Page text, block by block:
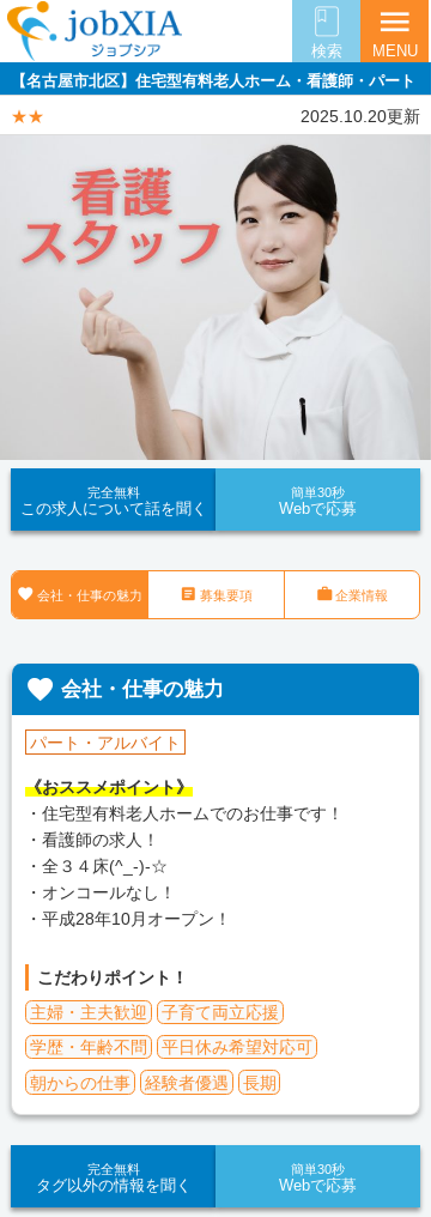
検索
menu
MENU
【名古屋市北区】住宅型有料老人ホーム・看護師・パート
★★ 2025.10.20更新
完全無料
この求人について話を聞く
簡単30秒
Webで応募
 会社・仕事の魅力  募集要項 企業情報
 会社・仕事の魅力
パート・アルバイト
《おススメポイント》
・住宅型有料老人ホームでのお仕事です！
・看護師の求人！
・全３４床(^_-)-☆
・オンコールなし！
・平成28年10月オープン！
こだわりポイント！
主婦・主夫歓迎
子育て両立応援
学歴・年齢不問
平日休み希望対応可
朝からの仕事
経験者優遇 長期
完全無料
タグ以外の情報を聞く
簡単30秒
Webで応募